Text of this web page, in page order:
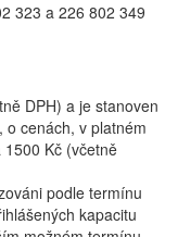
323 a 226 802 349
DPH) a je stanoven
o cenách, v platném
Kč (včetně
podle termínu
kapacitu